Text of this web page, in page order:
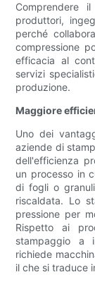
Comprendere
produttori,
perché
compressione
efficacia al
servizi
produzione.
Maggiore
Uno dei
aziende di
dell'efficienza
un processo in
di fogli o
riscaldata. Lo
pressione per
Rispetto ai
stampaggio a
richiede
il che si traduce